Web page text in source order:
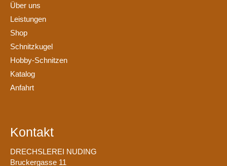
Über uns
Leistungen
Shop
Schnitzkugel
Hobby-Schnitzen
Katalog
Anfahrt
Kontakt
DRECHSLEREI NUDING
Bruckergasse 11